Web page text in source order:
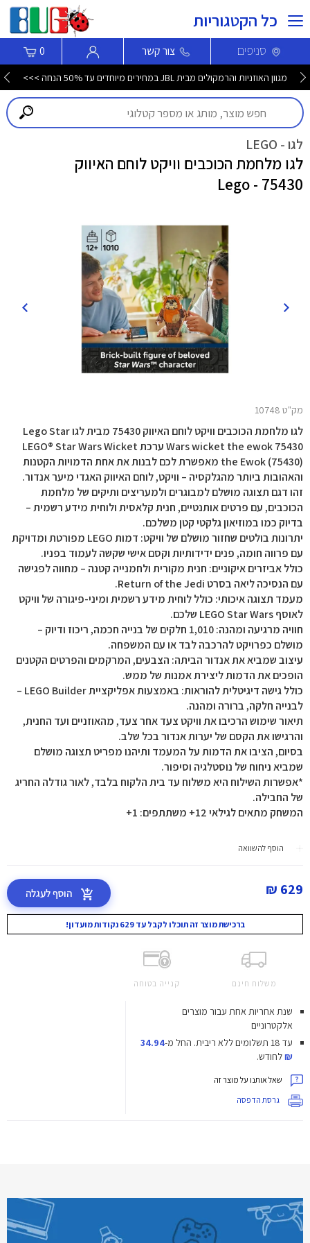
כל הקטגוריות
סניפים צור קשר 0
מגוון האוזניות והרמקולים מבית JBL במחירים מיוחדים עד 50% הנחה >>>
לגו - LEGO
לגו מלחמת הכוכבים וויקט לוחם האיווק
75430 - Lego
מק"ט 10748
לגו מלחמת הכוכבים וויקט לוחם האיווק 75430 מבית לגו Lego Star
Wars wicket the ewok 75430 ערכת LEGO® Star Wars Wicket
the Ewok (75430) מאפשרת לכם לבנות את אחת הדמויות הקטנות
והאהובות ביותר מהגלקסיה – וויקט, לוחם האיווק האגדי מיער אנדור.
זהו דגם תצוגה מושלם למבוגרים ולמעריצים ותיקים של מלחמת
הכוכבים, עם פרטים אותנטיים, חנית קלאסית ולוחית מידע רשמית –
בדיוק כמו במוזיאון גלקטי קטן משלכם.
יתרונות בולטים שחזור מושלם של וויקט: דמות LEGO מפורטת ומדויקת
עם פרווה חומה, פנים ידידותיות וקסם אישי שקשה לעמוד בפניו.
כולל אביזרים איקוניים: חנית מקורית ולחמנייה קטנה – מחווה לפגישה
עם הנסיכה ליאה בסרט Return of the Jedi.
מעמד תצוגה איכותי: כולל לוחית מידע רשמית ומיני-פיגורה של וויקט
לאוסף LEGO Star Wars שלכם.
חוויה מרגיעה ומהנה: 1,010 חלקים של בנייה חכמה, ריכוז ודיוק –
מושלם כפרויקט להרכבה לבד או עם המשפחה.
עיצוב שמביא את אנדור הביתה: הצבעים, המרקמים והפרטים הקטנים
הופכים את הדמות ליצירת אמנות של ממש.
כולל גישה דיגיטלית להוראות: באמצעות אפליקציית LEGO Builder –
לבנייה חלקה, ברורה ומהנה.
תיאור שימוש הרכיבו את וויקט צעד אחר צעד, מהאוזניים ועד החנית,
והרגישו את הקסם של יערות אנדור בכל שלב.
בסיום, הציבו את הדמות על המעמד ותיהנו מפריט תצוגה מושלם
שמביא ניחוח של נוסטלגיה וסיפור.
*אפשרות השילוח היא משלוח עד בית הלקוח בלבד, לאור גודלה החריג
של החבילה.
המשחק מתאים לגילאי 12+ משתתפים: 1+
הוסף להשוואה
629 ₪ הוסף לעגלה
ברכישת מוצר זה תוכלו לקבל עד 629 נקודות מועדון!
משלוח חינם קנייה בטוחה
שנת אחריות אחת עבור מוצרים
אלקטרוניים
עד 18 תשלומים ללא ריבית.
החל מ-34.94
₪לחודש.
שאל אותנו על מוצר זה
גרסת הדפסה